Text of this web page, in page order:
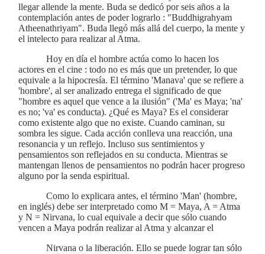
llegar allende la mente. Buda se dedicó por seis años a la
contemplación antes de poder lograrlo : "Buddhigrahyam
Atheenathriyam". Buda llegó más allá del cuerpo, la mente y
el intelecto para realizar al Atma.
Hoy en día el hombre actúa como lo hacen los
actores en el cine : todo no es más que un pretender, lo que
equivale a la hipocresía. El término 'Manava' que se refiere a
'hombre', al ser analizado entrega el significado de que
"hombre es aquel que vence a la ilusión" ('Ma' es Maya; 'na'
es no; 'va' es conducta). ¿Qué es Maya? Es el considerar
como existente algo que no existe. Cuando caminan, su
sombra les sigue. Cada acción conlleva una reacción, una
resonancia y un reflejo. Incluso sus sentimientos y
pensamientos son reflejados en su conducta. Mientras se
mantengan llenos de pensamientos no podrán hacer progreso
alguno por la senda espiritual.
Como lo explicara antes, el término 'Man' (hombre,
en inglés) debe ser interpretado como M = Maya, A = Atma
y N = Nirvana, lo cual equivale a decir que sólo cuando
vencen a Maya podrán realizar al Atma y alcanzar el
Nirvana o la liberación. Ello se puede lograr tan sólo